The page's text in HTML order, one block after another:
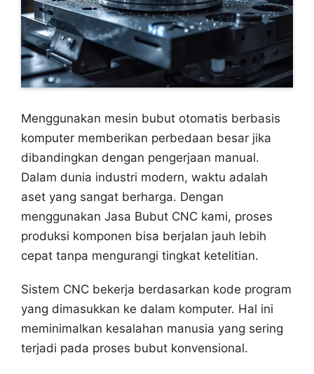
Menggunakan mesin bubut otomatis berbasis
komputer memberikan perbedaan besar jika
dibandingkan dengan pengerjaan manual.
Dalam dunia industri modern, waktu adalah
aset yang sangat berharga. Dengan
menggunakan Jasa Bubut CNC kami, proses
produksi komponen bisa berjalan jauh lebih
cepat tanpa mengurangi tingkat ketelitian.
Sistem CNC bekerja berdasarkan kode program
yang dimasukkan ke dalam komputer. Hal ini
meminimalkan kesalahan manusia yang sering
terjadi pada proses bubut konvensional.